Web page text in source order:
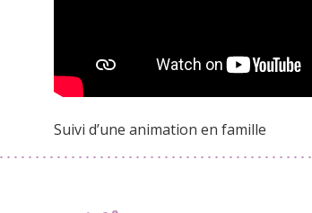
Suivi d’une animation en famille